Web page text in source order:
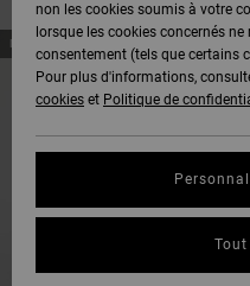
PASSER
AUX
CRITÈRES
FILTRAGE
ALLER
TRIER
NOUVEAUTÉ
non les cookies soumis à votre
lorsque les cookies concernés
consentement (tels que certains
Pour plus d'informations,
cookies et Politique de